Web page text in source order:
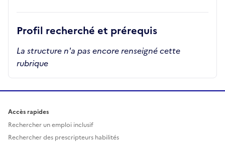
Profil recherché et prérequis
La structure n'a pas encore renseigné cette
rubrique
Accès rapides
Rechercher un emploi inclusif
Rechercher des prescripteurs habilités